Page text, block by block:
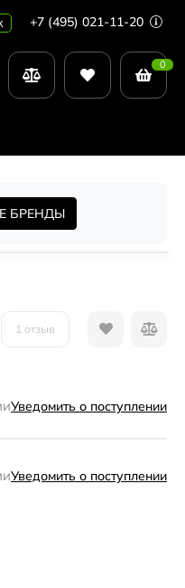
+7 (495) 021-11-20
0
БРЕНДЫ
1 отзыв
Уведомить о поступлении
Уведомить о поступлении